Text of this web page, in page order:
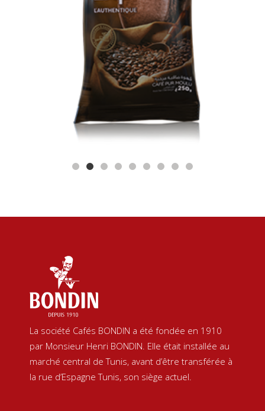
La société Cafés BONDIN a été fondée en 1910
par Monsieur Henri BONDIN. Elle était installée au
marché central de Tunis, avant d’être transférée à
la rue d’Espagne Tunis, son siège actuel.